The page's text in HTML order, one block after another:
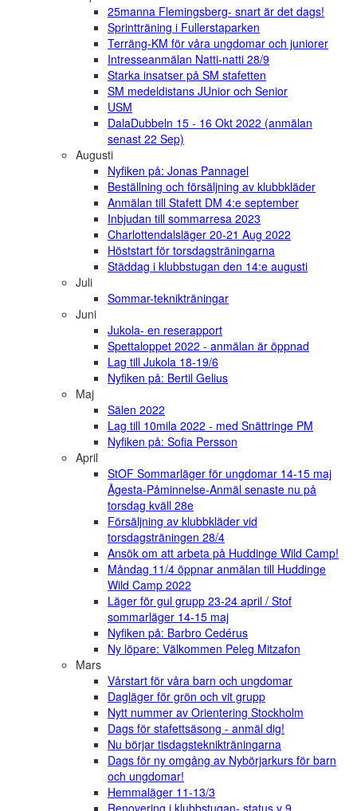
25manna Flemingsberg- snart är det dags!
Sprintträning i Fullerstaparken
Terräng-KM för våra ungdomar och juniorer
Intresseanmälan Natti-natti 28/9
Starka insatser på SM stafetten
SM medeldistans JUnior och Senior
USM
DalaDubbeln 15 - 16 Okt 2022 (anmälan
senast 22 Sep)
Augusti
Nyfiken på: Jonas Pannagel
Beställning och försäljning av klubbkläder
Anmälan till Stafett DM 4:e september
Inbjudan till sommarresa 2023
Charlottendalsläger 20-21 Aug 2022
Höststart för torsdagsträningarna
Städdag i klubbstugan den 14:e augusti
Juli
Sommar-teknikträningar
Juni
Jukola- en reserapport
Spettaloppet 2022 - anmälan är öppnad
Lag till Jukola 18-19/6
Nyfiken på: Bertil Gelius
Maj
Sälen 2022
Lag till 10mila 2022 - med Snättringe PM
Nyfiken på: Sofia Persson
April
StOF Sommarläger för ungdomar 14-15 maj
Ågesta-Påminnelse-Anmäl senaste nu på
torsdag kväll 28e
Försäljning av klubbkläder vid
torsdagsträningen 28/4
Ansök om att arbeta på Huddinge Wild Camp!
Måndag 11/4 öppnar anmälan till Huddinge
Wild Camp 2022
Läger för gul grupp 23-24 april / Stof
sommarläger 14-15 maj
Nyfiken på: Barbro Cedérus
Ny löpare: Välkommen Peleg Mitzafon
Mars
Vårstart för våra barn och ungdomar
Dagläger för grön och vit grupp
Nytt nummer av Orientering Stockholm
Dags för stafettsäsong - anmäl dig!
Nu börjar tisdagsteknikträningarna
Dags för ny omgång av Nybörjarkurs för barn
och ungdomar!
Hemmaläger 11-13/3